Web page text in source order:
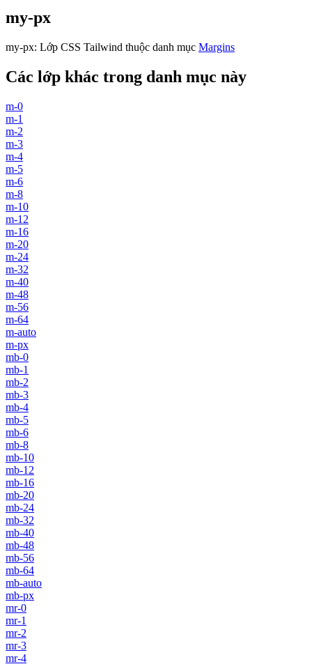
my-px
my-px: Lớp CSS Tailwind thuộc danh mục Margins
Các lớp khác trong danh mục này
m-0
m-1
m-2
m-3
m-4
m-5
m-6
m-8
m-10
m-12
m-16
m-20
m-24
m-32
m-40
m-48
m-56
m-64
m-auto
m-px
mb-0
mb-1
mb-2
mb-3
mb-4
mb-5
mb-6
mb-8
mb-10
mb-12
mb-16
mb-20
mb-24
mb-32
mb-40
mb-48
mb-56
mb-64
mb-auto
mb-px
mr-0
mr-1
mr-2
mr-3
mr-4